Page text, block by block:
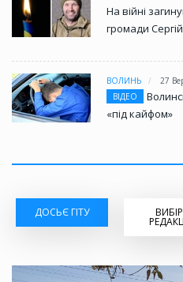
На війні
громади
ВОЛИНЬ
27
ВІДЕО
«під кайфом»
ДОСЬЄ ГІТУ ВИБІР